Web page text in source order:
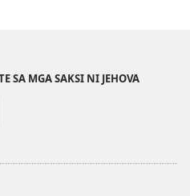
SA MGA SAKSI NI JEHOVA